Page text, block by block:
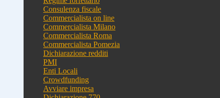
Consulenza fiscale
Commercialista on line
Commercialista Milano
Commercialista Roma
Commercialista Pomezia
Dichiarazione redditi
PMI
Enti Locali
Crowdfunding
Avviare impresa